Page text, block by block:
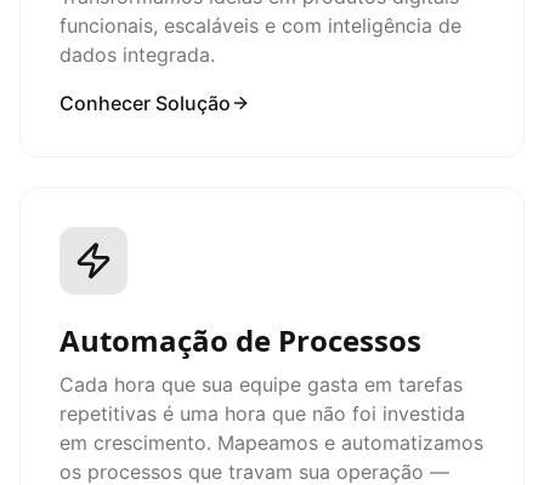
funcionais, escaláveis e com inteligência de
dados integrada.
Conhecer Solução
Automação de Processos
Cada hora que sua equipe gasta em tarefas
repetitivas é uma hora que não foi investida
em crescimento. Mapeamos e automatizamos
os processos que travam sua operação —